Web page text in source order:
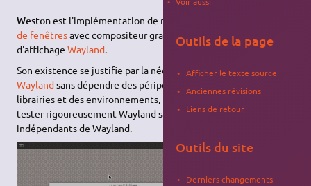
Westonest l'implémentation de référence d'un
de fenêtresavec compositeur graphique pour le protocole
d'affichageWayland.
Son existence se justifie par la nécessité de développer
Waylandsans dépendre des péripéties du développement des
librairies et des environnements, par le besoin de pouvoir
tester rigoureusement Wayland sans subir de bugs
indépendants de Wayland.
Outils de la page
Afficher le texte source
Anciennes révisions
Liens de retour
Outils du site
Derniers changements